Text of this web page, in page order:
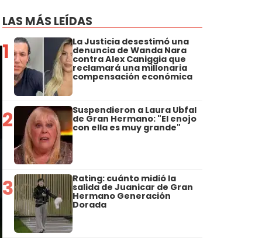
LAS MÁS LEÍDAS
1 La Justicia desestimó una
denuncia de Wanda Nara
contra Alex Caniggia que
reclamará una millonaria
compensación económica
2 Suspendieron a Laura Ubfal
de Gran Hermano: "El enojo
con ella es muy grande"
3 Rating: cuánto midió la
salida de Juanicar de Gran
Hermano Generación
Dorada